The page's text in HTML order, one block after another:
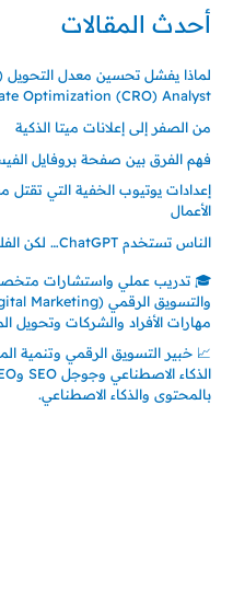
أحدث المقالات
Optimization (CRO) Analyst
من الصفر إلى إعلانات ميتا الذكية
فهم الفرق بين صفحة بروفايل
إعدادات يوتيوب الخفية التي تقتل
الأعمال
الناس تستخدم ChatGPT… لكن الفلوس الحقيقية في الـ API 🤯
مهارات الأفراد والشركات وتحويل
📈 خبير التسويق الرقمي وتنمية
بالمحتوى والذكاء الاصطناعي.